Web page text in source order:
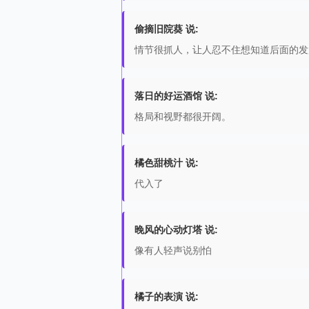
偷摘旧院葵 说:
情节很抓人，让人忍不住想知道后面的
落日的好运酒馆 说:
格局和视野都很开阔。
橘色甜桃汁 说:
代入了
晚风的心动灯塔 说:
像有人轻声说别怕
橘子的表演 说: